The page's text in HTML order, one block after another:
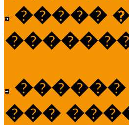
�����
������
���